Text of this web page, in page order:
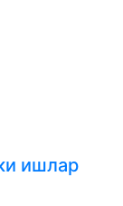
ишлар